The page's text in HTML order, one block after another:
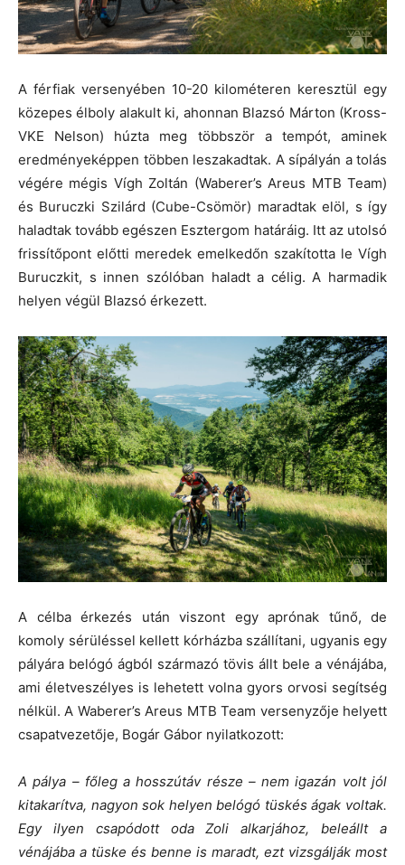
A férfiak versenyében 10-20 kilométeren keresztül egy
közepes élboly alakult ki, ahonnan Blazsó Márton (Kross-
VKE Nelson) húzta meg többször a tempót, aminek
eredményeképpen többen leszakadtak. A sípályán a tolás
végére mégis Vígh Zoltán (Waberer’s Areus MTB Team)
és Buruczki Szilárd (Cube-Csömör) maradtak elöl, s így
haladtak tovább egészen Esztergom határáig. Itt az utolsó
frissítőpont előtti meredek emelkedőn szakította le Vígh
Buruczkit, s innen szólóban haladt a célig. A harmadik
helyen végül Blazsó érkezett.
A célba érkezés után viszont egy aprónak tűnő, de
komoly sérüléssel kellett kórházba szállítani, ugyanis egy
pályára belógó ágból származó tövis állt bele a vénájába,
ami életveszélyes is lehetett volna gyors orvosi segítség
nélkül. A Waberer’s Areus MTB Team versenyzője helyett
csapatvezetője, Bogár Gábor nyilatkozott:
A pálya – főleg a hosszútáv része – nem igazán volt jól
kitakarítva, nagyon sok helyen belógó tüskés ágak voltak.
Egy ilyen csapódott oda Zoli alkarjához, beleállt a
vénájába a tüske és benne is maradt, ezt vizsgálják most